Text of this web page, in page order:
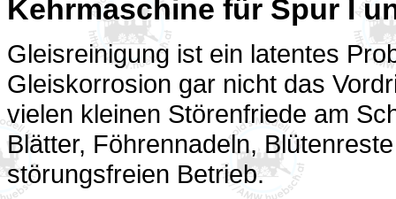
Kehrmaschine für Spur I
Gleisreinigung ist ein latentes
Gleiskorrosion gar nicht das
vielen kleinen Störenfriede am
Blätter, Föhrennadeln,
störungsfreien Betrieb.